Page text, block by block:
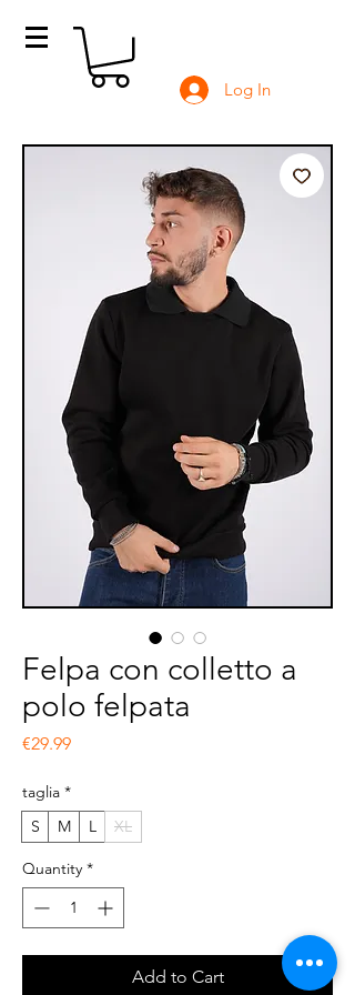
Log In
Felpa con colletto a
polo felpata
€29.99Price
taglia *
S
M L XL
Quantity *
Add to Cart